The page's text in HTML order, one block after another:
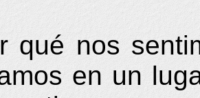
qué nos
en un